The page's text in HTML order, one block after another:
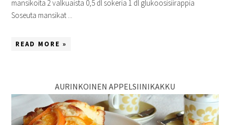
mansikoita 2 valkuaista 0,5 dl sokeria 1 dl glukoosisiirappia
Soseuta mansikat ...
READ MORE »
AURINKOINEN APPELSIINIKAKKU